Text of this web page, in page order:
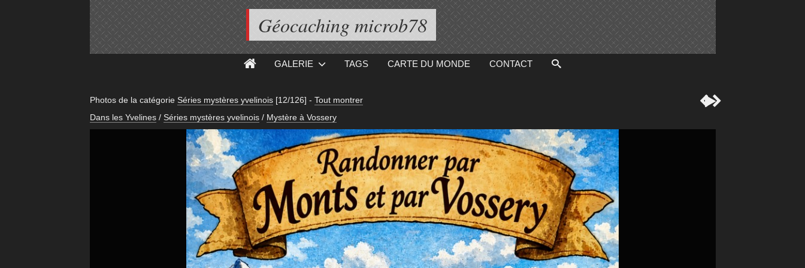
Géocaching microb78
GALERIE TAGS CARTE DU MONDE CONTACT
Photos de la catégorie Séries mystères yvelinois [12/126] - Tout montrer
Dans les Yvelines / Séries mystères yvelinois / Mystère à Vossery
